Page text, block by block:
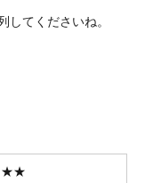
してくださいね。